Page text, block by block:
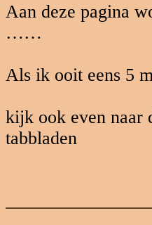
Aan deze pagina
……
Als ik ooit eens 5
kijk ook even naar
tabbladen